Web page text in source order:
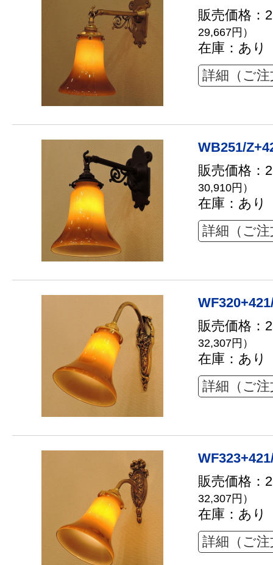
販売価格：
29,667円）
在庫：あり
詳細（ご
WB251/
販売価格：
30,910円）
在庫：あり
詳細（ご
販売価格：
32,307円）
在庫：あり
詳細（ご
販売価格：
32,307円）
在庫：あり
詳細（ご